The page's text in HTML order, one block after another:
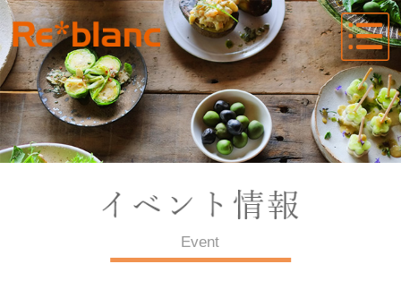
Event